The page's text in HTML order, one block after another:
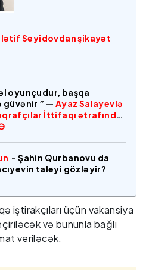
Seyidovdan şikayət
oyunçudur, başqa
güvənir ” — Ayaz Salayevlə
İttifaqı ətrafında
- Şahin Qurbanovu da
taleyi gözləyir?
iştirakçıları üçün vakansiya
və bununla bağlı
veriləcək.